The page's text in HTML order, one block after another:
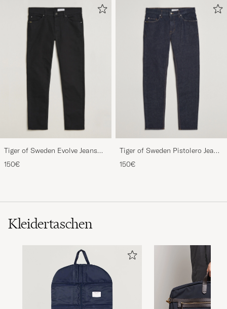
Tiger of Sweden Evolve Jeans
Forever Black
150€
Tiger of Sweden Pistolero Jeans
Ripen Blue
150€
Kleidertaschen